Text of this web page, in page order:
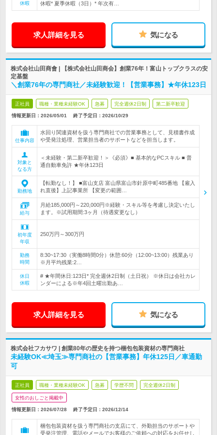
休暇
休暇* 夏季休暇（3日）* 年次有…
求人詳細を見る 気になる
株式会社山田商會 | 【株式会社山田商会】創業76年！富山トップクラスの安
定基盤
＼創業76年の専門商社／未経験歓迎！【営業事務】★年休123日
正社員 職種・業種未経験OK 急募 完全週休2日制 第二新卒歓迎
情報更新日：2026/05/01 終了予定日： 2026/10/29
仕事内容
水回り関連資材を扱う専門商社での営業事務として、見積書作成
や受発注処理、営業担当者のサポートなどを担当します。
対象と
なる方
＜未経験・第二新卒歓迎！＞《必須》■ 基本的なPCスキル ■ 普
通自動車免許 ★年休123日
勤務地
【転勤なし！】 ■富山支店 富山県富山市針原中町485番地 【雇入
れ直後】上記事業所 【変更の範囲…
給与
月給185,000円～220,000円※経験・スキル等を考慮し決定いたし
ます。※試用期間:3ヶ月（待遇変更なし）
初年度
年収
250万円～300万円
勤務
時間
8:30~17:30（実働8時間0分）休憩:60分（12:00~13:00）残業あり
※月平均残業:2…
休日
休暇
# ★年間休日:123日* 完全週休2日制（土日祝） ※休日は会社カレ
ンダーによる※年4回土曜出勤あ…
求人詳細を見る 気になる
株式会社フカサワ | 創業80年の歴史を持つ梱包包装資材の専門商社
未経験OK≪埼玉≫専門商社の【営業事務】年休125日／車通勤
可
正社員 職種・業種未経験OK 急募 学歴不問 完全週休2日制
女性のおしごと掲載中
情報更新日：2026/07/28 終了予定日： 2026/12/14
梱包包装資材を扱う専門商社の支店にて、外勤担当のサポートや
受発注管理、電話やメールでお客様のご依頼への対応をお任せし